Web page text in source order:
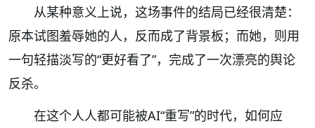
从某种意义上说，这场事件的结局已经很清楚：
原本试图羞辱她的人，反而成了背景板；而她，则用
一句轻描淡写的“更好看了”，完成了一次漂亮的舆论
反杀。
在这个人人都可能被AI“重写”的时代，如何应